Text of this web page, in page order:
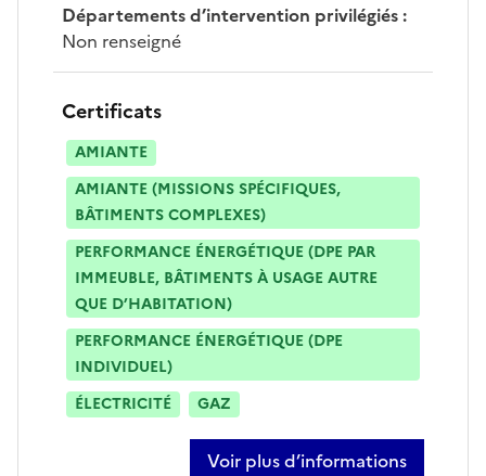
Départements d’intervention privilégiés:
Non renseigné
Certificats
AMIANTE
AMIANTE (MISSIONS SPÉCIFIQUES,
BÂTIMENTS COMPLEXES)
PERFORMANCE ÉNERGÉTIQUE (DPE PAR
IMMEUBLE, BÂTIMENTS À USAGE AUTRE
QUE D’HABITATION)
PERFORMANCE ÉNERGÉTIQUE (DPE
INDIVIDUEL)
ÉLECTRICITÉ
GAZ
Voir plus d’informations